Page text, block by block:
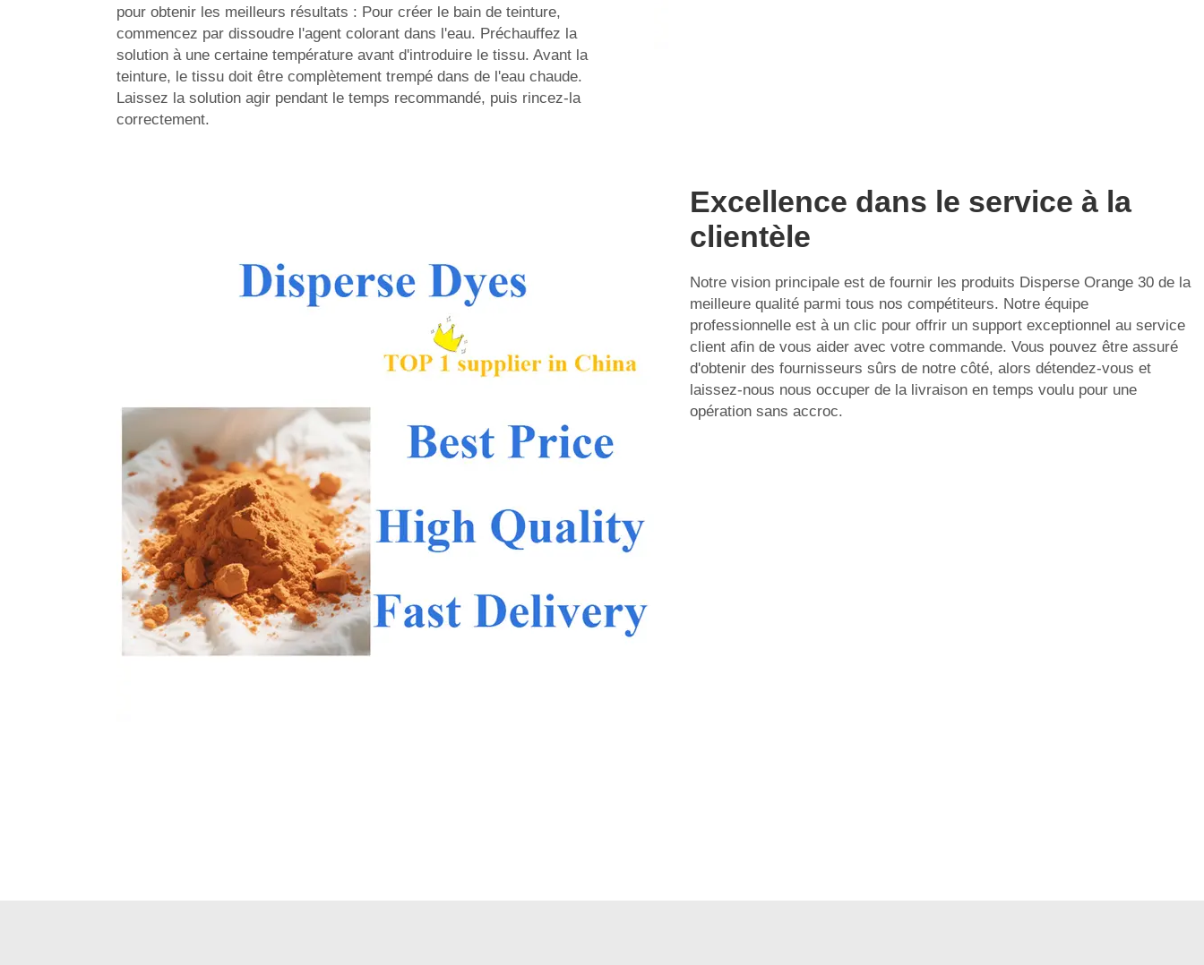
pour obtenir les meilleurs résultats : Pour créer le bain de teinture,
commencez par dissoudre l'agent colorant dans l'eau. Préchauffez la
solution à une certaine température avant d'introduire le tissu. Avant la
teinture, le tissu doit être complètement trempé dans de l'eau chaude.
Laissez la solution agir pendant le temps recommandé, puis rincez-la
correctement.
Excellence dans le service à la
clientèle
Notre vision principale est de fournir les produits Disperse Orange 30 de la
meilleure qualité parmi tous nos compétiteurs. Notre équipe
professionnelle est à un clic pour offrir un support exceptionnel au service
client afin de vous aider avec votre commande. Vous pouvez être assuré
d'obtenir des fournisseurs sûrs de notre côté, alors détendez-vous et
laissez-nous nous occuper de la livraison en temps voulu pour une
opération sans accroc.